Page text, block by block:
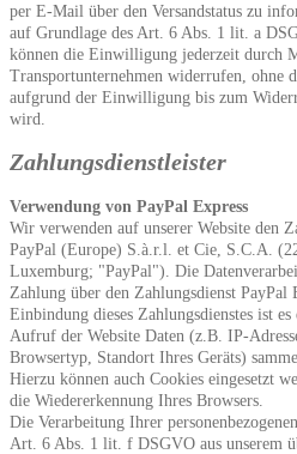
per E-Mail über den Versandstatus zu
auf Grundlage des Art. 6 Abs. 1 lit. a
können die Einwilligung jederzeit durch
Transportunternehmen widerrufen, ohne
aufgrund der Einwilligung bis zum
wird.
Zahlungsdienstleister
Verwendung von PayPal Express
Wir verwenden auf unserer Website den
PayPal (Europe) S.à.r.l. et Cie, S.C.A.
Luxemburg; "PayPal"). Die
Zahlung über den Zahlungsdienst PayPal
Einbindung dieses Zahlungsdienstes ist
Aufruf der Website Daten (z.B. IP-
Browsertyp, Standort Ihres Geräts)
Hierzu können auch Cookies eingesetzt
die Wiedererkennung Ihres Browsers.
Die Verarbeitung Ihrer
Art. 6 Abs. 1 lit. f DSGVO aus unserem